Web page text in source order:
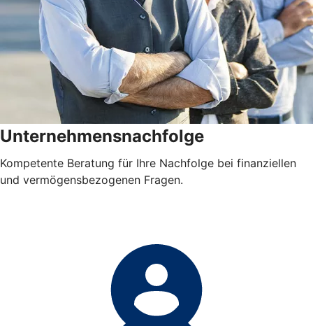
Unternehmensnachfolge
Kompetente Beratung für Ihre Nachfolge bei finanziellen
und vermögensbezogenen Fragen.